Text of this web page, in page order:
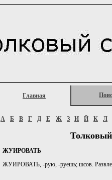
Главная
А Б В Г Д Е Ж З И Й К Л
ЖУИРОВАТЬ
ЖУИРОВАТЬ, -рую, -руешь; шсов.